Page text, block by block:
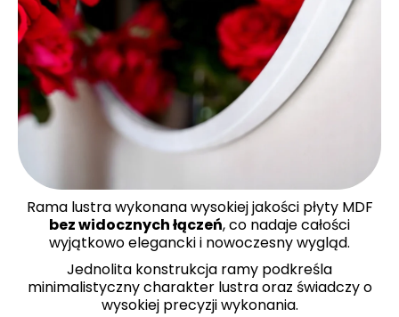
Rama lustra wykonana wysokiej jakości płyty MDF
bez widocznych łączeń, co nadaje całości
wyjątkowo elegancki i nowoczesny wygląd.
Jednolita konstrukcja ramy podkreśla
minimalistyczny charakter lustra oraz świadczy o
wysokiej precyzji wykonania.